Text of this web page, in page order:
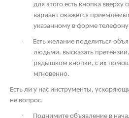
для этого есть кнопка
вариант окажется
указанному в форме
·
Есть желание поделиться
людьми, высказать претензии,
рядышком кнопки, с их
мгновенно.
Есть ли у нас инструменты,
не вопрос.
· Поднимите объявление в